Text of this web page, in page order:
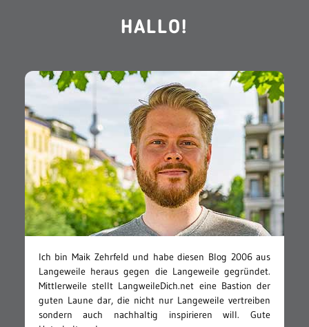
HALLO!
Ich bin Maik Zehrfeld und habe diesen Blog 2006 aus
Langeweile heraus gegen die Langeweile gegründet.
Mittlerweile stellt LangweileDich.net eine Bastion der
guten Laune dar, die nicht nur Langeweile vertreiben
sondern auch nachhaltig inspirieren will. Gute